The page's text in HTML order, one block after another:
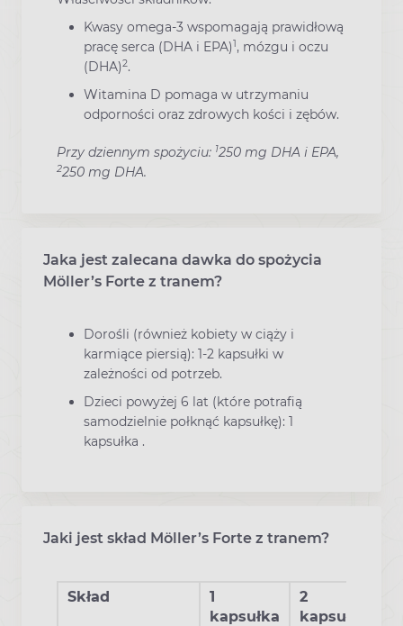
Kwasy omega-3 wspomagają prawidłową
pracę serca (DHA i EPA)1, mózgu i oczu
(DHA)2.
Witamina D pomaga w utrzymaniu
odporności oraz zdrowych kości i zębów.
Przy dziennym spożyciu: 1250 mg DHA i EPA,
2250 mg DHA.
Jaka jest zalecana dawka do spożycia
Möller’s Forte z tranem?
Dorośli (również kobiety w ciąży i
karmiące piersią): 1-2 kapsułki w
zależności od potrzeb.
Dzieci powyżej 6 lat (które potrafią
samodzielnie połknąć kapsułkę): 1
kapsułka .
Jaki jest skład Möller’s Forte z tranem?
Skład
1
kapsułka
2
kapsułki